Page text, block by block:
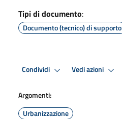
Tipi di documento:
Documento (tecnico) di supporto
Condividi Vedi azioni
Argomenti:
Urbanizzazione